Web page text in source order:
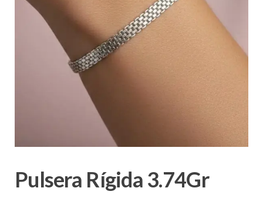
Pulsera Rígida 3.74Gr